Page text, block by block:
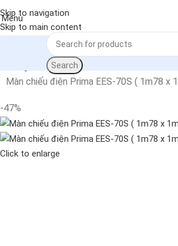
Skip to navigation
Skip to main content
Menu
Search
Máy chiếu - Màn chiếu
Màn chiếu điện Prima EES-70S ( 1m78 x
-47%
Click to enlarge